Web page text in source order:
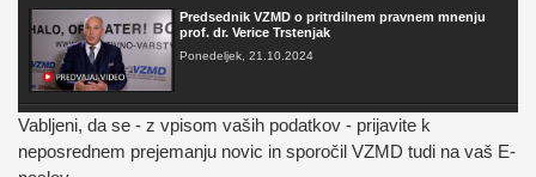
Predsednik VZMD o pritrdilnem pravnem mnenju
prof. dr. Verice Trstenjak
Ponedeljek, 21.10.2024
FAKTOR na TV3 - Predsednik VZMD o postopkih
skupinskih tožb zoper telekomunikacijske
operaterje
Vabljeni, da se - z vpisom vaših podatkov - prijavite k
neposrednem prejemanju novic in sporočil VZMD tudi na vaš E-